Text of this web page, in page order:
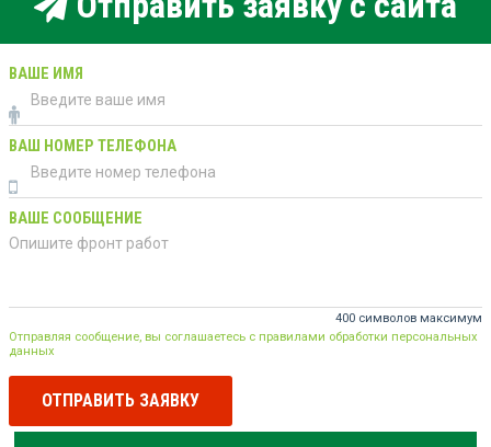
ВАШЕ ИМЯ
ВАШ НОМЕР ТЕЛЕФОНА
ВАШЕ СООБЩЕНИЕ
400 символов максимум
Отправляя сообщение, вы соглашаетесь с правилами обработки персональных
данных
ОТПРАВИТЬ ЗАЯВКУ